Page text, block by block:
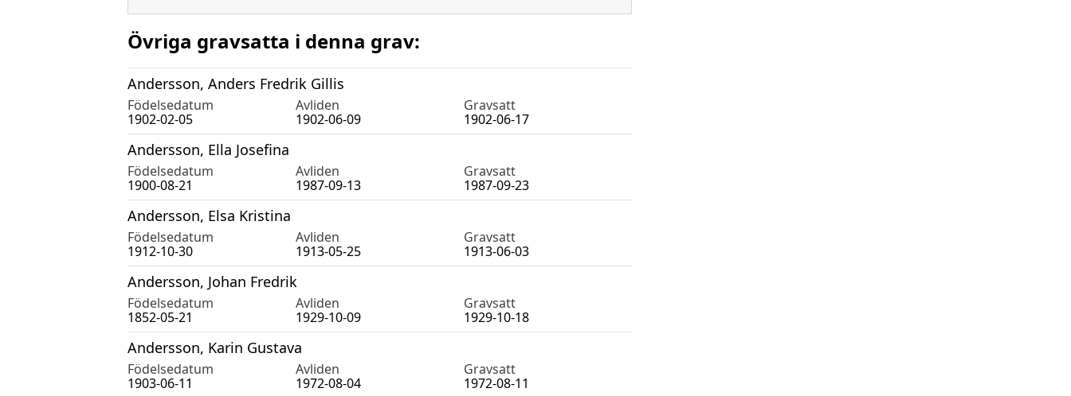
Övriga gravsatta i denna grav:
Andersson, Anders Fredrik Gillis
Födelsedatum Avliden
Gravsatt
1902-02-05
1902-06-09 1902-06-17
Andersson, Ella Josefina
Födelsedatum Avliden
Gravsatt
1900-08-21
1987-09-13 1987-09-23
Andersson, Elsa Kristina
Födelsedatum Avliden
Gravsatt
1912-10-30
1913-05-25 1913-06-03
Andersson, Johan Fredrik
Födelsedatum Avliden
Gravsatt
1852-05-21
1929-10-09 1929-10-18
Andersson, Karin Gustava
Födelsedatum Avliden
Gravsatt
1903-06-11
1972-08-04 1972-08-11